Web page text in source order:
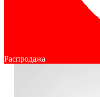
Распродажа